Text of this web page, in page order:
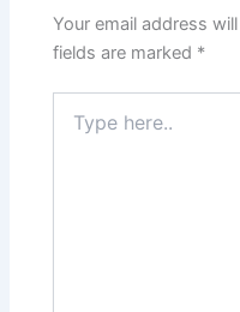
Your email address
fields are marked *
here..